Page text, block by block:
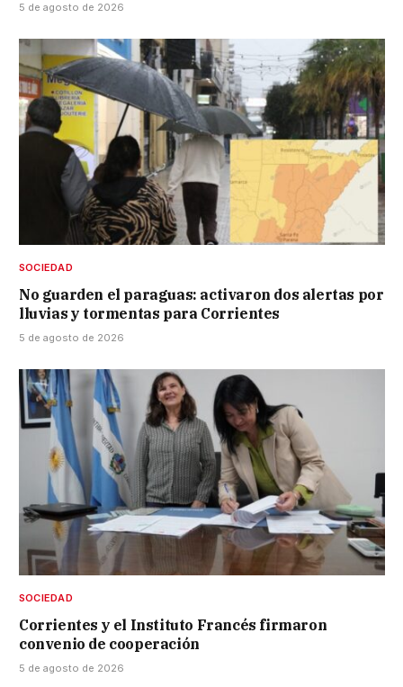
5 de agosto de 2026
SOCIEDAD
No guarden el paraguas: activaron dos alertas por
lluvias y tormentas para Corrientes
5 de agosto de 2026
SOCIEDAD
Corrientes y el Instituto Francés firmaron
convenio de cooperación
5 de agosto de 2026